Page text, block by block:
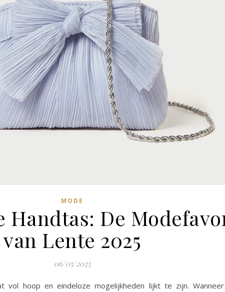
MODE
Handtas: De
van Lente 2025
06/05/2025
vol hoop en eindeloze mogelijkheden lijkt te zijn.